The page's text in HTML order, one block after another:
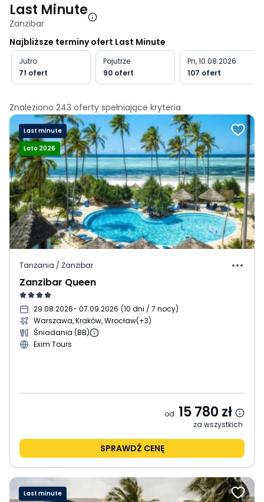
Last Minute
Zanzibar
Najbliższe terminy ofert Last Minute
Jutro
71 ofert
Pojutrze
90 ofert
Pn, 10.08.2026
107 ofert
Znaleziono 243 oferty spełniające kryteria
Last minute
Lato 2026
Tanzania / Zanzibar
Zanzibar Queen
29.08.2026- 07.09.2026 (10 dni / 7 nocy)
Warszawa, Kraków, Wrocław(+3)
Śniadania (BB)
Exim Tours
od 15 780 zł
za wszystkich
SPRAWDŹ CENĘ
Last minute